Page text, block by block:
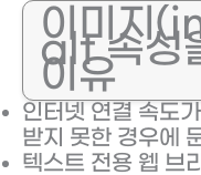
이미지
alt 속성
이유
인터넷 연결 속도
받지 못한 경우에
텍스트 전용 웹 브